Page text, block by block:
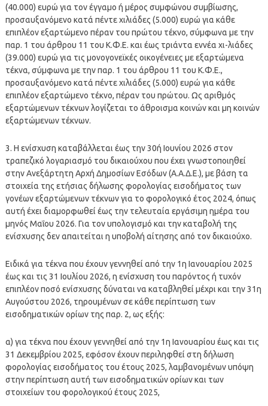
(40.000) ευρώ για τον έγγαμο ή μέρος συμφώνου συμβίωσης,
προσαυξανόμενο κατά πέντε χιλιάδες (5.000) ευρώ για κάθε
επιπλέον εξαρτώμενο πέραν του πρώτου τέκνο, σύμφωνα με την
παρ. 1 του άρθρου 11 του Κ.Φ.Ε. και έως τριάντα εννέα χι-λιάδες
(39.000) ευρώ για τις μονογονεϊκές οικογένειες με εξαρτώμενα
τέκνα, σύμφωνα με την παρ. 1 του άρθρου 11 του Κ.Φ.Ε.,
προσαυξανόμενο κατά πέντε χιλιάδες (5.000) ευρώ για κάθε
επιπλέον εξαρτώμενο τέκνο, πέραν του πρώτου. Ως αριθμός
εξαρτώμενων τέκνων λογίζεται το άθροισμα κοινών και μη κοινών
εξαρτώμενων τέκνων.
3. Η ενίσχυση καταβάλλεται έως την 30ή Ιουνίου 2026 στον
τραπεζικό λογαριασμό του δικαιούχου που έχει γνωστοποιηθεί
στην Ανεξάρτητη Αρχή Δημοσίων Εσόδων (Α.Α.Δ.Ε.), με βάση τα
στοιχεία της ετήσιας δήλωσης φορολογίας εισοδήματος των
γονέων εξαρτώμενων τέκνων για το φορολογικό έτος 2024, όπως
αυτή έχει διαμορφωθεί έως την τελευταία εργάσιμη ημέρα του
μηνός Μαΐου 2026. Για τον υπολογισμό και την καταβολή της
ενίσχυσης δεν απαιτείται η υποβολή αίτησης από τον δικαιούχο.
Ειδικά για τέκνα που έχουν γεννηθεί από την 1η Ιανουαρίου 2025
έως και τις 31 Ιουλίου 2026, η ενίσχυση του παρόντος ή τυχόν
επιπλέον ποσό ενίσχυσης δύναται να καταβληθεί μέχρι και την 31η
Αυγούστου 2026, τηρουμένων σε κάθε περίπτωση των
εισοδηματικών ορίων της παρ. 2, ως εξής:
α) για τέκνα που έχουν γεννηθεί από την 1η Ιανουαρίου έως και τις
31 Δεκεμβρίου 2025, εφόσον έχουν περιληφθεί στη δήλωση
φορολογίας εισοδήματος του έτους 2025, λαμβανομένων υπόψη
στην περίπτωση αυτή των εισοδηματικών ορίων και των
στοιχείων του φορολογικού έτους 2025,